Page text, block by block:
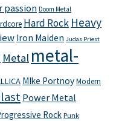
passion Doom Metal
Hard Rock Heavy
Iron Maiden Judas Priest
Metal metal-
MIke PortnoyModern
Power Metal
Rock Punk